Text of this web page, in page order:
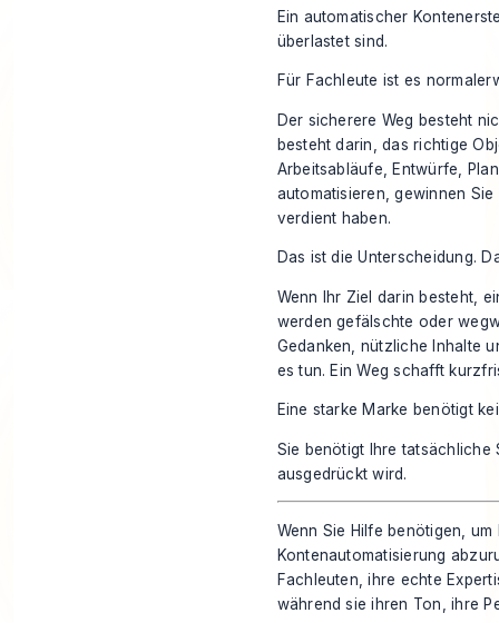
Ein automatischer
überlastet sind.
Für Fachleute ist es
Der sicherere Weg besteht
besteht darin, das richtige
Arbeitsabläufe, Entwürfe,
automatisieren, gewinnen
verdient haben.
Das ist die Unterscheidung.
Wenn Ihr Ziel darin besteht,
werden gefälschte oder
Gedanken, nützliche Inhalte
es tun. Ein Weg schafft
Eine starke Marke benötigt
Sie benötigt Ihre tatsächliche
ausgedrückt wird.
Wenn Sie Hilfe benötigen,
Kontenautomatisierung
Fachleuten, ihre echte
während sie ihren Ton, ihre